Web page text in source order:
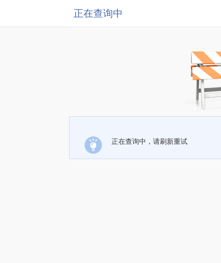
正在查询中
正在查询中，请刷新重试